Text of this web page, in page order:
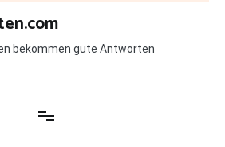
bekommen gute Antworten